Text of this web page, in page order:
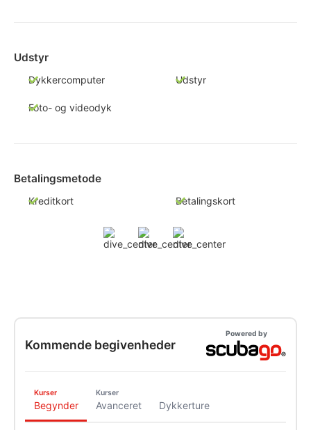
Udstyr
Dykkercomputer Udstyr
Foto- og videodyk
Betalingsmetode
Kreditkort Betalingskort
Kommende begivenheder
Powered by
Kurser
Begynder
Kurser
Avanceret Dykkerture